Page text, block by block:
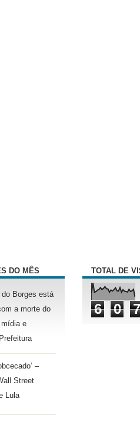
DO MÊS
do Borges está
a morte do
e
–
Street
Lula
TOTAL DE
6 0 7